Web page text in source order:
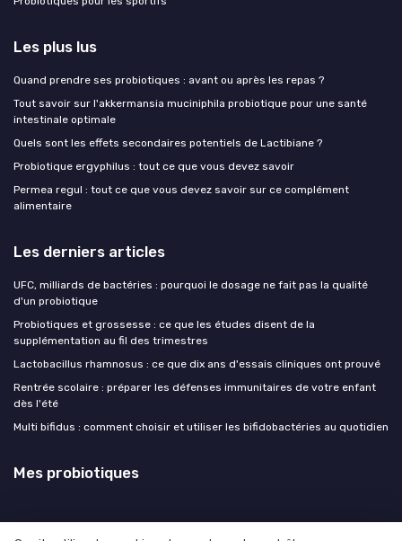
Les plus lus
Quand prendre ses probiotiques : avant ou après les repas ?
Tout savoir sur l'akkermansia muciniphila probiotique pour une santé
intestinale optimale
Quels sont les effets secondaires potentiels de Lactibiane ?
Probiotique ergyphilus : tout ce que vous devez savoir
Permea regul : tout ce que vous devez savoir sur ce complément
alimentaire
Les derniers articles
UFC, milliards de bactéries : pourquoi le dosage ne fait pas la qualité
d'un probiotique
Probiotiques et grossesse : ce que les études disent de la
supplémentation au fil des trimestres
Lactobacillus rhamnosus : ce que dix ans d'essais cliniques ont prouvé
Rentrée scolaire : préparer les défenses immunitaires de votre enfant
dès l'été
Multi bifidus : comment choisir et utiliser les bifidobactéries au quotidien
Mes probiotiques